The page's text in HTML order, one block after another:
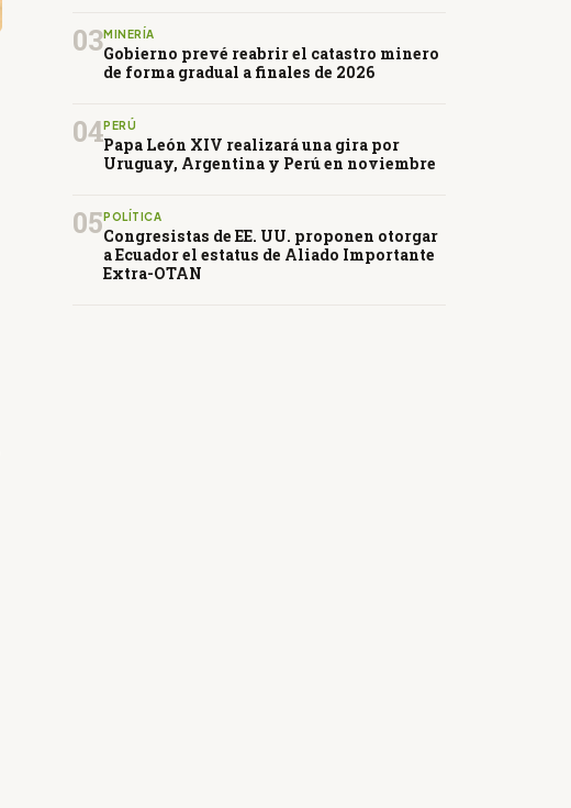
03MINERÍA
Gobierno prevé reabrir el catastro minero
de forma gradual a finales de 2026
04PERÚ
Papa León XIV realizará una gira por
Uruguay, Argentina y Perú en noviembre
05 POLÍTICA
Congresistas de EE. UU. proponen otorgar
a Ecuador el estatus de Aliado Importante
Extra-OTAN